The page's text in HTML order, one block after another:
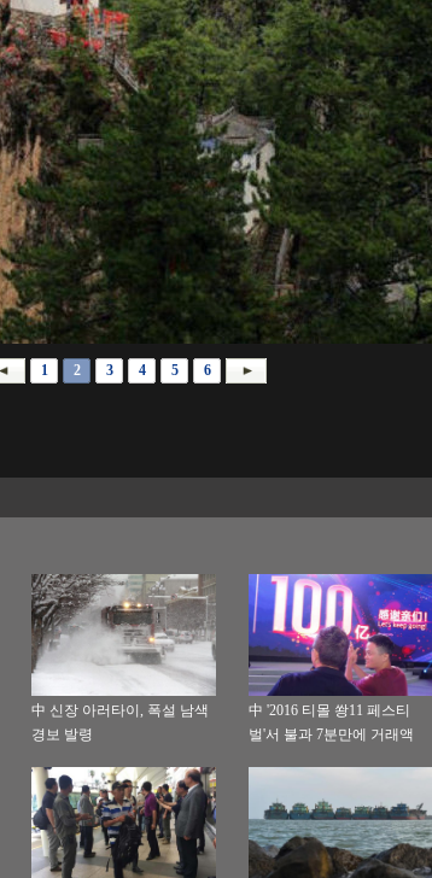
1 2 3 4 5 6
中 신장 아러타이, 폭설 남색
경보 발령
中 '2016 티몰 쐉11 페스티
벌'서 불과 7분만에 거래액